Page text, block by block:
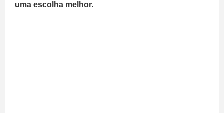
uma escolha melhor.